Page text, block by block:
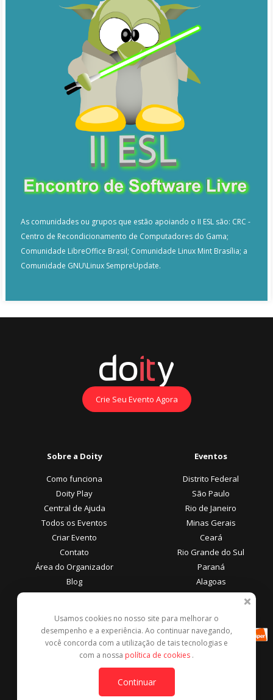
As comunidades ou grupos que estão apoiando o II ESL são: CRC -
Centro de Recondicionamento de Computadores do Gama;
Comunidade LibreOffice Brasil; Comunidade Linux Mint Brasília; a
Comunidade GNU\Linux SempreUpdate.
Crie Seu Evento Agora
Sobre a Doity
Como funciona
Doity Play
Central de Ajuda
Todos os Eventos
Criar Evento
Contato
Área do Organizador
Blog
Eventos
Distrito Federal
São Paulo
Rio de Janeiro
Minas Gerais
Ceará
Rio Grande do Sul
Paraná
Alagoas
Área do Participante
Central de Ajuda
Denunciar este evento
Formas de Pagamento
Usamos cookies no nosso site para melhorar o
desempenho e a experiência. Ao continuar navegando,
você concorda com a utilização de tais tecnologias e
com a nossa política de cookies .
Continuar